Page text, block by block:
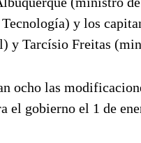
y los
y Tarcísio Freitas
ocho las
el gobierno el 1 de